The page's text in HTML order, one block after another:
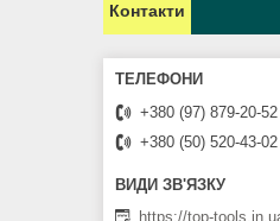
Контакти
+380 (97) 879-20-52
+380 (50) 520-43-02
https://top-